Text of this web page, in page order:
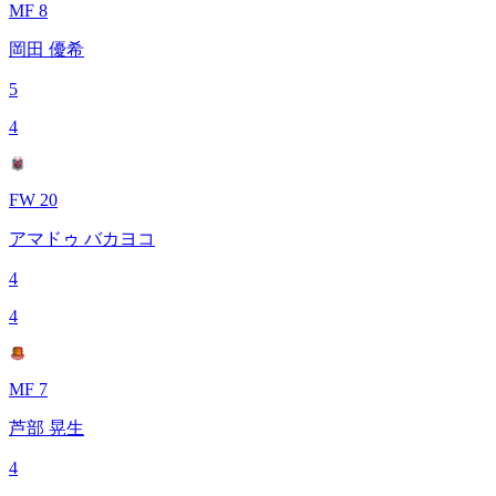
MF 8
岡田 優希
5
4
FW 20
アマドゥ バカヨコ
4
4
MF 7
芦部 晃生
4